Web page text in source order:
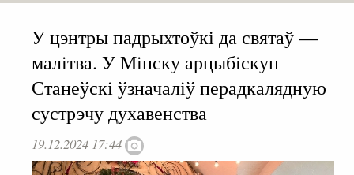
У цэнтры падрыхтоўкі да святаў —
малітва. У Мінску арцыбіскуп
Станеўскі ўзначаліў перадкалядную
сустрэчу духавенства
19.12.2024 17:44